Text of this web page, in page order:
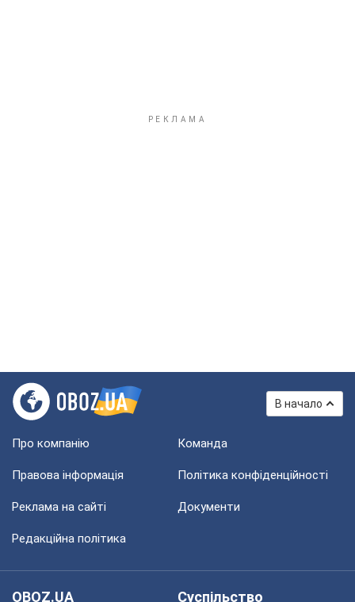
В начало
Про компанію Команда
Правова інформація Політика конфіденційності
Реклама на сайті Документи
Редакційна політика
OBOZ.UA
Суспільство